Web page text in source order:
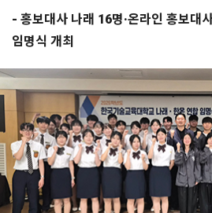
- 홍보대사 나래 16명·온라인 홍보대
임명식 개최